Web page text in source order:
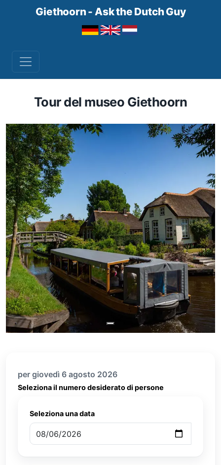
Giethoorn - Ask the Dutch Guy
Tour del museo Giethoorn
per giovedì 6 agosto 2026
Seleziona il numero desiderato di persone
Seleziona una data